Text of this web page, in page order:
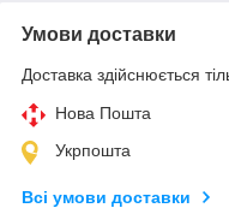
Умови доставки
Доставка здійснюється
Нова Пошта
Укрпошта
Всі умови доставки